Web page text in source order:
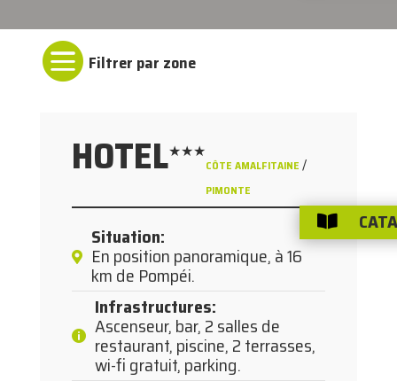

HOTEL★★★
CÔTE AMALFITAINE /
PIMONTE
Situation:
En position panoramique, à 16
km de Pompéi.
Infrastructures:
Ascenseur, bar, 2 salles de
restaurant, piscine, 2 terrasses,
wi-fi gratuit, parking.
